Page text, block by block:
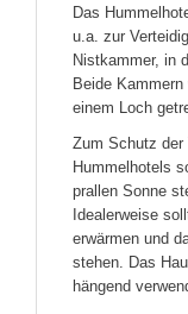
Das
u.a. zur
Nistkammer, in
Beide
einem Loch
Zum Schutz der
Hummelhotels
prallen Sonne
Idealerweise
erwärmen und
stehen. Das
hängend